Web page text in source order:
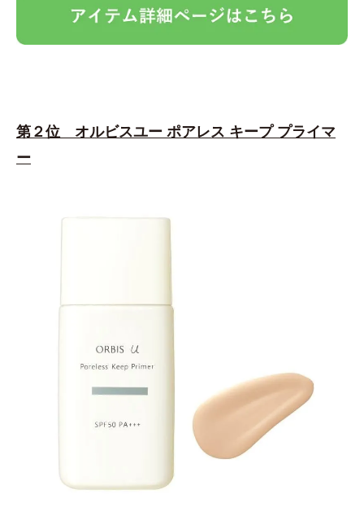
第２位 オルビスユー ポアレス キープ プライマ
ー